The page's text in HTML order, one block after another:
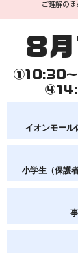
ご理解のほ
8
①10:30
イオンモール
小学生（保護